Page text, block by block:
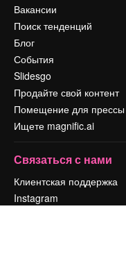
Вакансии
Поиск тенденций
Блог
События
Slidesgo
Продайте свой контент
Помещение для прессы
Ищете magnific.ai
Связаться с нами
Клиентская поддержка
Instagram